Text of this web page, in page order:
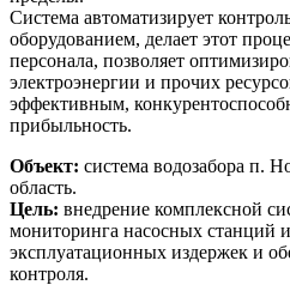
Система автоматизирует
оборудованием, делает этот
персонала, позволяет
электроэнергии и прочих
эффективным,
прибыльность.
Объект: система водозабора п.
область.
Цель: внедрение комплексной
мониторинга насосных станций
эксплуатационных издержек и
контроля.